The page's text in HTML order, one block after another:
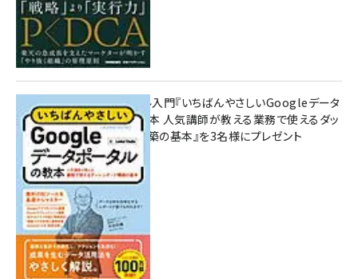
無料BIツール入門『いちばんやさしいGoogleデータ
ポータルの教本 人気講師が教える業務で使えるダッ
シュボード構築の基本』を3名様にプレゼント
7月31日 10:00